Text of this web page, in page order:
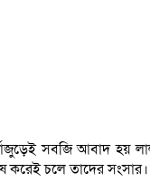
সবজি আবাদ হয়
করেই চলে তাদের সংসার।